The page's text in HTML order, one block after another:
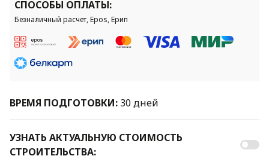
СПОСОБЫ ОПЛАТЫ:
Безналичный расчет, Epos, Ерип
ВРЕМЯ ПОДГОТОВКИ: 30 дней
УЗНАТЬ АКТУАЛЬНУЮ СТОИМОСТЬ
СТРОИТЕЛЬСТВА: